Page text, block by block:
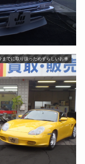
までに取り扱っためずらしいお車